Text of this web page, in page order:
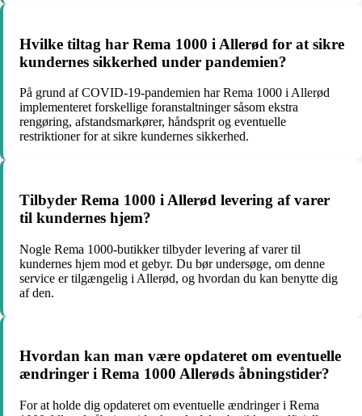
Hvilke tiltag har Rema 1000 i Allerød for at sikre
kundernes sikkerhed under pandemien?
På grund af COVID-19-pandemien har Rema 1000 i Allerød
implementeret forskellige foranstaltninger såsom ekstra
rengøring, afstandsmarkører, håndsprit og eventuelle
restriktioner for at sikre kundernes sikkerhed.
Tilbyder Rema 1000 i Allerød levering af varer
til kundernes hjem?
Nogle Rema 1000-butikker tilbyder levering af varer til
kundernes hjem mod et gebyr. Du bør undersøge, om denne
service er tilgængelig i Allerød, og hvordan du kan benytte dig
af den.
Hvordan kan man være opdateret om eventuelle
ændringer i Rema 1000 Allerøds åbningstider?
For at holde dig opdateret om eventuelle ændringer i Rema